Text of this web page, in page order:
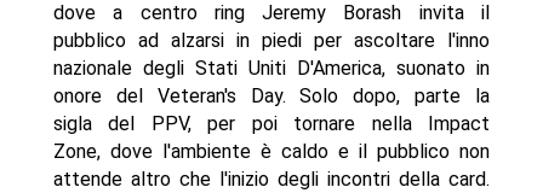
dove a centro ring Jeremy Borash invita il
pubblico ad alzarsi in piedi per ascoltare l'inno
nazionale degli Stati Uniti D'America, suonato in
onore del Veteran's Day. Solo dopo, parte la
sigla del PPV, per poi tornare nella Impact
Zone, dove l'ambiente è caldo e il pubblico non
attende altro che l'inizio degli incontri della card.